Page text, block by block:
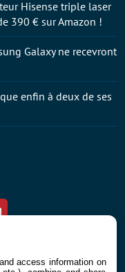
Newsletter
Hisense triple laser
390 € sur Amazon !
Galaxy ne recevront
enfin à deux de ses
access information on